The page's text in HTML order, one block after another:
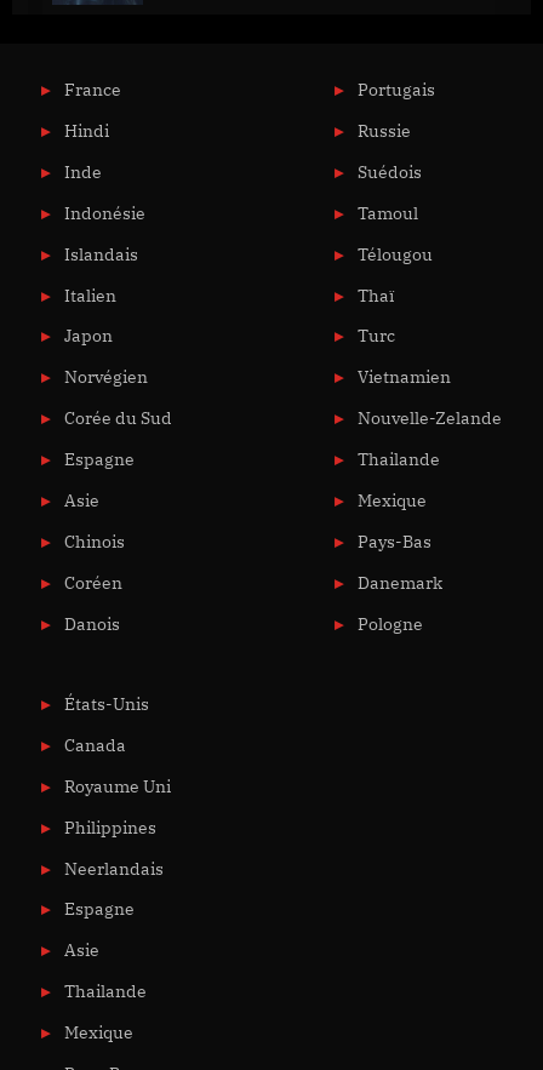
France
Hindi
Inde
Indonésie
Islandais
Italien
Japon
Norvégien
Corée du Sud
Espagne
Asie
Chinois
Coréen
Danois
Portugais
Russie
Suédois
Tamoul
Télougou
Thaï
Turc
Vietnamien
Nouvelle-Zelande
Thailande
Mexique
Pays-Bas
Danemark
Pologne
États-Unis
Canada
Royaume Uni
Philippines
Neerlandais
Espagne
Asie
Thailande
Mexique